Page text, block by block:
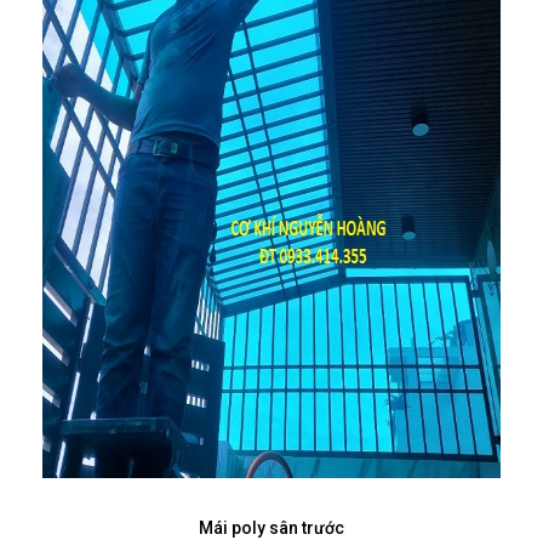
Mái poly sân trước